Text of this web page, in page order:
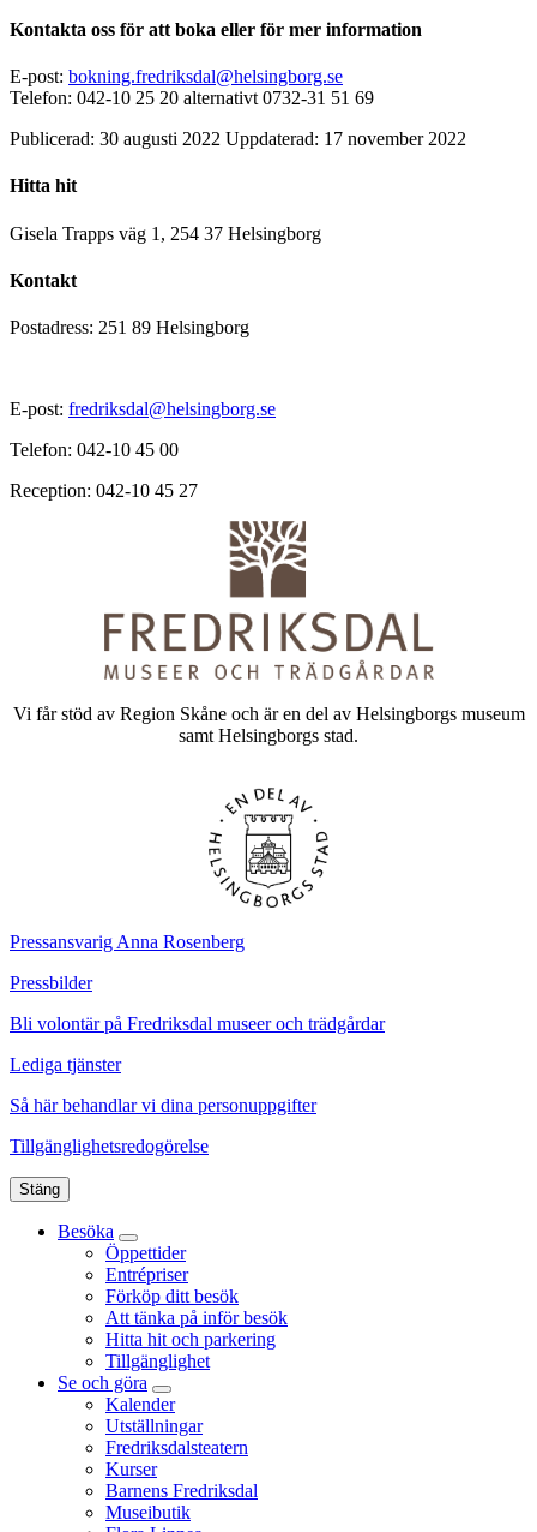
Kontakta oss för att boka eller för mer information
E-post: bokning.fredriksdal@helsingborg.se
Telefon: 042-10 25 20 alternativt 0732-31 51 69
Publicerad: 30 augusti 2022 Uppdaterad: 17 november 2022
Hitta hit
Gisela Trapps väg 1, 254 37 Helsingborg
Kontakt
Postadress: 251 89 Helsingborg
E-post: fredriksdal@helsingborg.se
Telefon: 042-10 45 00
Reception: 042-10 45 27
Vi får stöd av Region Skåne och är en del av Helsingborgs museum
samt Helsingborgs stad.
Pressansvarig Anna Rosenberg
Pressbilder
Bli volontär på Fredriksdal museer och trädgårdar
Lediga tjänster
Så här behandlar vi dina personuppgifter
Tillgänglighetsredogörelse
Stäng
Besöka
Öppettider
Entrépriser
Förköp ditt besök
Att tänka på inför besök
Hitta hit och parkering
Tillgänglighet
Se och göra
Kalender
Utställningar
Fredriksdalsteatern
Kurser
Barnens Fredriksdal
Museibutik